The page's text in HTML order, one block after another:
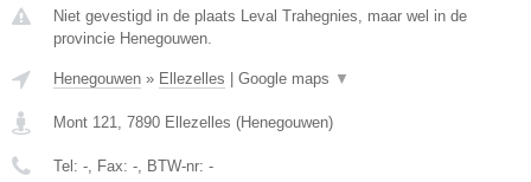
Niet gevestigd in de plaats Leval Trahegnies, maar wel in de
provincie Henegouwen.
Henegouwen » Ellezelles Google maps ▼
Mont 121, 7890 Ellezelles (Henegouwen)
Tel: -, Fax: -, BTW-nr: -